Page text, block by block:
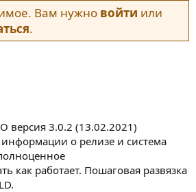
Вам нужно войти или
.
версия 3.0.2 (13.02.2021)
о релизе и система
как работает. Пошаговая развязка